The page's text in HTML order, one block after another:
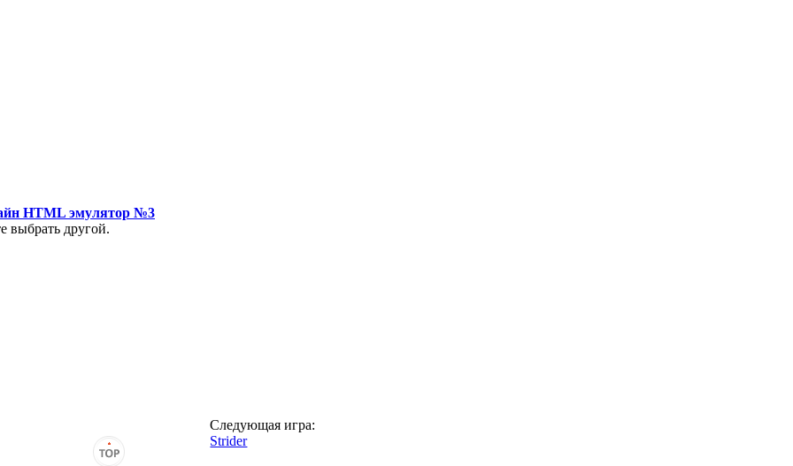
HTML эмулятор №3
выбрать другой.
Следующая игра:
Strider